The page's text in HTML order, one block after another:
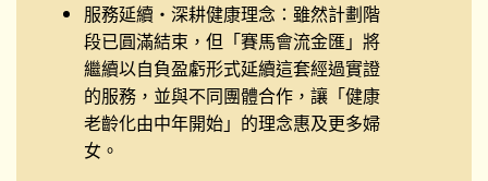
服務延續・深耕健康理念 ：雖然計劃階
段已圓滿結束，但「賽馬會流金匯」將
繼續以自負盈虧形式延續這套經過實證
的服務，並與不同團體合作，讓「健康
老齡化由中年開始」的理念惠及更多婦
女。